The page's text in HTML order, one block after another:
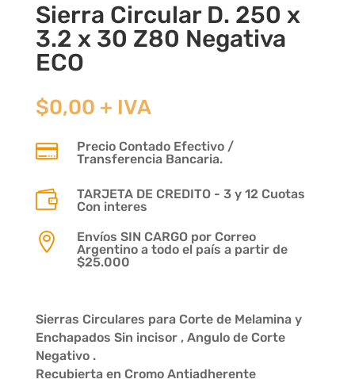
Sierra Circular D. 250 x
3.2 x 30 Z80 Negativa
ECO
$0,00 + IVA

Precio Contado Efectivo /
Transferencia Bancaria.

TARJETA DE CREDITO - 3 y 12 Cuotas
Con interes

Envíos SIN CARGO por Correo
Argentino a todo el país a partir de
$25.000
Sierras Circulares para Corte de Melamina y
Enchapados Sin incisor , Angulo de Corte
Negativo .
Recubierta en Cromo Antiadherente